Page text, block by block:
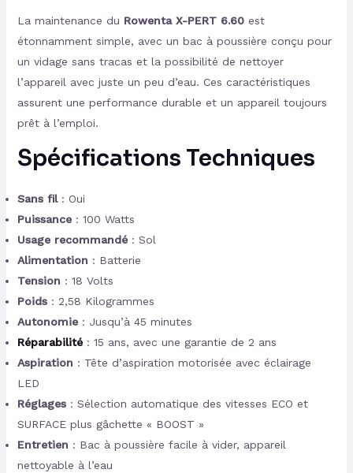
La maintenance du Rowenta X-PERT 6.60est
étonnamment simple, avec un bac à poussière conçu pour
un vidage sans tracas et la possibilité de nettoyer
l’appareil avec juste un peu d’eau. Ces caractéristiques
assurent une performance durable et un appareil toujours
prêt à l’emploi.
Spécifications Techniques
Sans fil: Oui
Puissance: 100 Watts
Usage recommandé: Sol
Alimentation : Batterie
Tension : 18 Volts
Poids: 2,58 Kilogrammes
Autonomie: Jusqu’à 45 minutes
Réparabilité: 15 ans, avec une garantie de 2 ans
Aspiration : Tête d’aspiration motorisée avec éclairage
LED
Réglages: Sélection automatique des vitesses ECO et
SURFACE plus gâchette « BOOST »
Entretien : Bac à poussière facile à vider, appareil
nettoyable à l’eau